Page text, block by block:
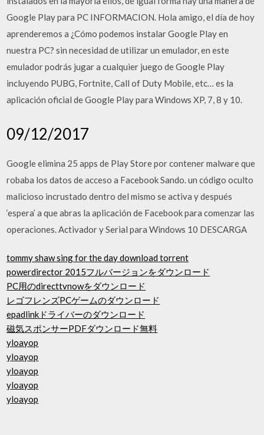
Google Play para PC INFORMACION. Hola amigo, el día de hoy
aprenderemos a ¿Cómo podemos instalar Google Play en
nuestra PC? sin necesidad de utilizar un emulador, en este
emulador podrás jugar a cualquier juego de Google Play
incluyendo PUBG, Fortnite, Call of Duty Mobile, etc… es la
aplicación oficial de Google Play para Windows XP, 7, 8 y 10.
09/12/2017
Google elimina 25 apps de Play Store por contener malware que
robaba los datos de acceso a Facebook Sando. un código oculto
malicioso incrustado dentro del mismo se activa y después
‘espera’ a que abras la aplicación de Facebook para comenzar las
operaciones. Activador y Serial para Windows 10 DESCARGA
tommy shaw sing for the day download torrent
powerdirector 2015フルバージョンをダウンロード
PC用のdirecttvnowをダウンロード
レゴフレンズPCゲームのダウンロード
epadlinkドライバーのダウンロード
磁気スポンサーPDFダウンロード無料
yloayop
yloayop
yloayop
yloayop
yloayop